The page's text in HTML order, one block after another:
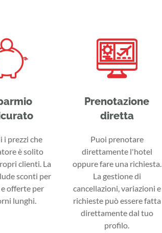
i prezzi che
è solito
clienti. La
sconti per
offerte per
lunghi.
Prenotazione
diretta
Puoi prenotare
direttamente l'hotel
oppure fare una richiesta.
La gestione di
cancellazioni, variazioni e
richieste può essere fatta
direttamente dal tuo
profilo.